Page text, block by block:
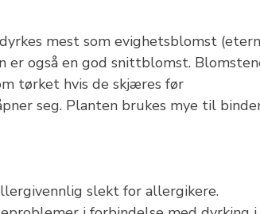
mest som evighetsblomst
er også en god snittblomst.
tørket hvis de skjæres før
seg. Planten brukes mye til
slekt for allergikere.